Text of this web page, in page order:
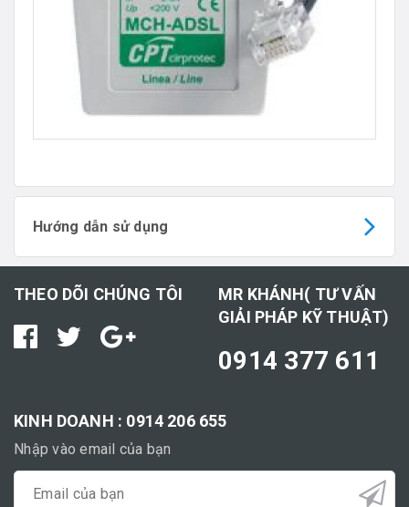
Hướng dẫn sử dụng
THEO DÕI CHÚNG TÔI
MR KHÁNH( TƯ VẤN
GIẢI PHÁP KỸ THUẬT)
0914 377 611
KINH DOANH : 0914 206 655
Nhập vào email của bạn